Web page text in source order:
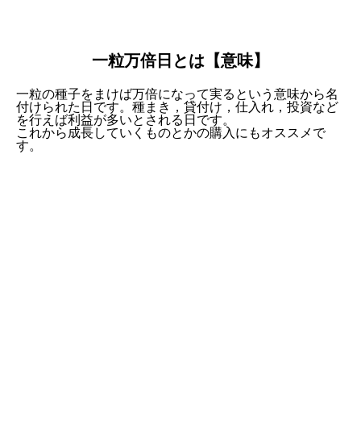
一粒万倍日とは【意味】
一粒の種子をまけば万倍になって実るという意味から名
付けられた日です。種まき，貸付け，仕入れ，投資など
を行えば利益が多いとされる日です。
これから成長していくものとかの購入にもオススメで
す。